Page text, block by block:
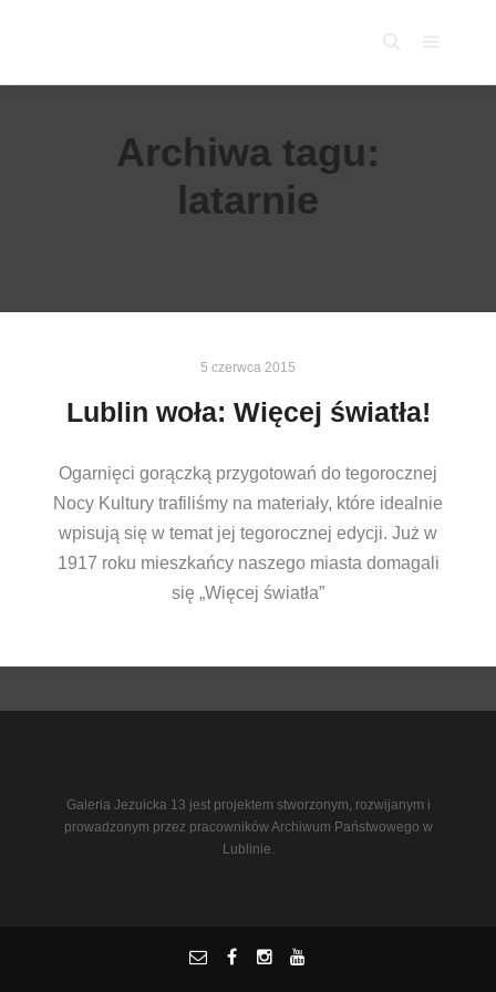
Archiwa tagu:
latarnie
5 czerwca 2015
Lublin woła: Więcej światła!
Ogarnięci gorączką przygotowań do tegorocznej
Nocy Kultury trafiliśmy na materiały, które idealnie
wpisują się w temat jej tegorocznej edycji. Już w
1917 roku mieszkańcy naszego miasta domagali
się „Więcej światła”
Galeria Jezuicka 13 jest projektem stworzonym, rozwijanym i
prowadzonym przez pracowników Archiwum Państwowego w
Lublinie.